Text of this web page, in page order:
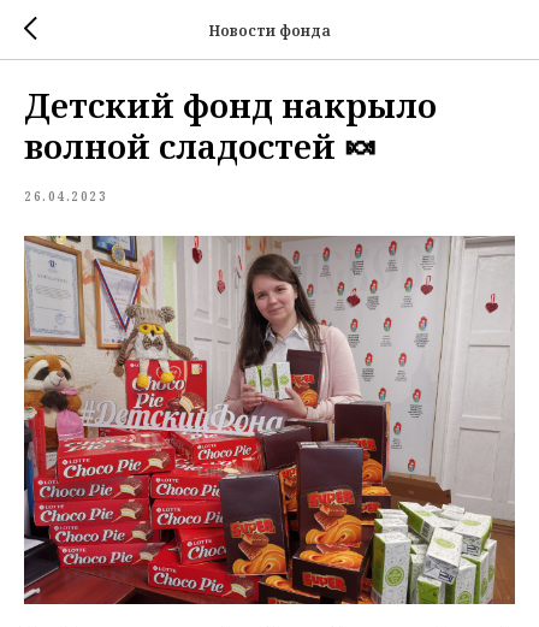
Новости фонда
Детский фонд накрыло
волной сладостей 🍬
26.04.2023